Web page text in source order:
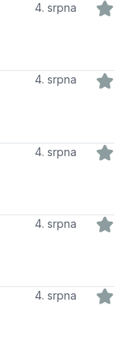
4. srpna
4. srpna
4. srpna
4. srpna
4. srpna